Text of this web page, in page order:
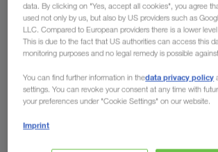
Do
Država
data. By clicking on "Yes, accept all cookies", you agree
used not only by us, but also by US providers such as
LLC. Compared to European providers there is a lower
This is due to the fact that US authorities can access this
monitoring purposes and no legal remedy is possible
You can find further information in thedata privacy policy
settings. You can revoke your consent at any time with
your preferences under "Cookie Settings" on our website.
Imprint